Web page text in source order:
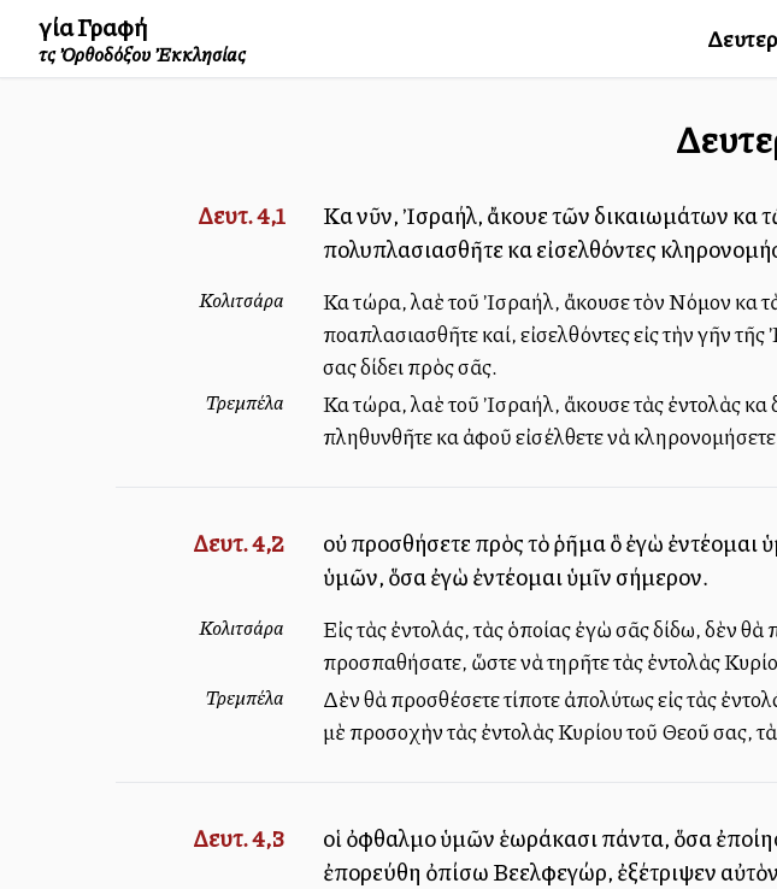
Ἁγία Γραφή
τῆς Ὀρθοδόξου Ἐκκλησίας
Δευτ. 4,1
Καὶ νῦν, Ἰσραήλ, ἄκουε τῶν δικαιωμάτων καὶ
πολυπλασιασθῆτε καὶ εἰσελθόντες
Κολιτσάρα
Καὶ τώρα, λαὲ τοῦ Ἰσραήλ, ἄκουσε τὸν Νόμον καὶ
πολλαπλασιασθῆτε καί, εἰσελθόντες εἰς τὴν γῆν
σας δίδει πρὸς σᾶς.
Τρεμπέλα
Καὶ τώρα, λαὲ τοῦ Ἰσραήλ, ἄκουσε τὰς ἐντολὰς
πληθυνθῆτε καὶ ἀφοῦ εἰσέλθετε νὰ
Δευτ. 4,2
οὐ προσθήσετε πρὸς τὸ ῥῆμα ὃ ἐγὼ
ὑμῶν, ὅσα ἐγὼ ἐντέλλομαι ὑμῖν σήμερον.
Κολιτσάρα
Εἰς τὰς ἐντολάς, τὰς ὁποίας ἐγὼ σᾶς δίδω, δὲν θὰ
προσπαθήσατε, ὥστε νὰ τηρῆτε τὰς ἐντολὰς
Τρεμπέλα
Δὲν θὰ προσθέσετε τίποτε ἀπολύτως εἰς τὰς
μὲ προσοχὴν τὰς ἐντολὰς Κυρίου τοῦ Θεοῦ σας,
Δευτ. 4,3
οἱ ὀφθαλμοὶ ὑμῶν ἑωράκασι πάντα, ὅσα
ἐπορεύθη ὀπίσω Βεελφεγώρ, ἐξέτριψεν